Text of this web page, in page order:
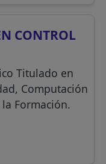
CONTROL
Titulado en
Computación
Formación.